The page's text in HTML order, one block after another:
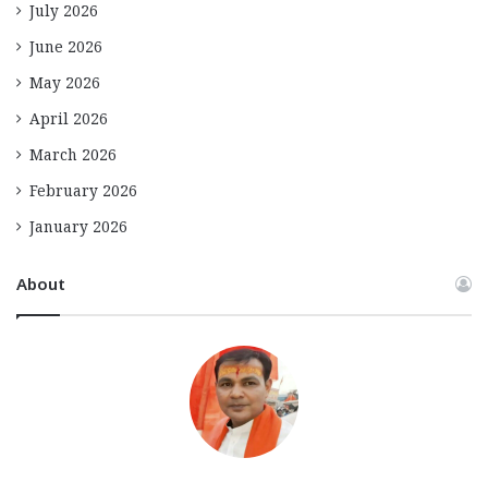
July 2026
June 2026
May 2026
April 2026
March 2026
February 2026
January 2026
About